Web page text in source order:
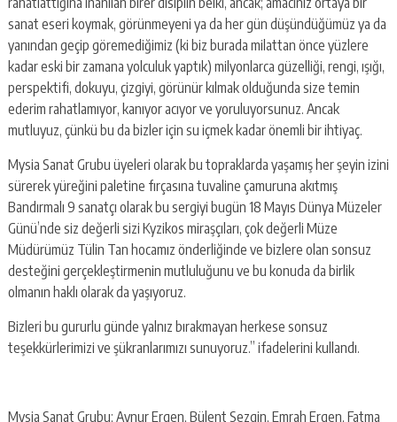
sanat eseri koymak, görünmeyeni ya da her gün düşündüğümüz ya da
yanından geçip göremediğimiz (ki biz burada milattan önce yüzlere
kadar eski bir zamana yolculuk yaptık) milyonlarca güzelliği, rengi, ışığı,
perspektifi, dokuyu, çizgiyi, görünür kılmak olduğunda size temin
ederim rahatlamıyor, kanıyor acıyor ve yoruluyorsunuz. Ancak
mutluyuz, çünkü bu da bizler için su içmek kadar önemli bir ihtiyaç.
Mysia Sanat Grubu üyeleri olarak bu topraklarda yaşamış her şeyin izini
sürerek yüreğini paletine fırçasına tuvaline çamuruna akıtmış
Bandırmalı 9 sanatçı olarak bu sergiyi bugün 18 Mayıs Dünya Müzeler
Günü’nde siz değerli sizi Kyzikos miraşçıları, çok değerli Müze
Müdürümüz Tülin Tan hocamız önderliğinde ve bizlere olan sonsuz
desteğini gerçekleştirmenin mutluluğunu ve bu konuda da birlik
olmanın haklı olarak da yaşıyoruz.
Bizleri bu gururlu günde yalnız bırakmayan herkese sonsuz
teşekkürlerimizi ve şükranlarımızı sunuyoruz.” ifadelerini kullandı.
Mysia Sanat Grubu; Aynur Ergen, Bülent Sezgin, Emrah Ergen, Fatma